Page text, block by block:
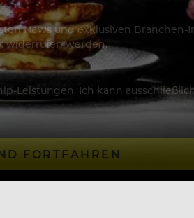
News und exklusiven
widerrufen werden.
Leistungen. Ich kann
FORTFAHREN